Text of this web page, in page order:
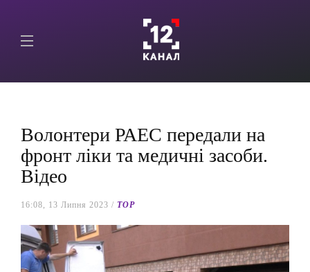
Волонтери РАЕС передали на
фронт ліки та медичні засоби.
Відео
16:08, 13 Липня 2023 / TOP